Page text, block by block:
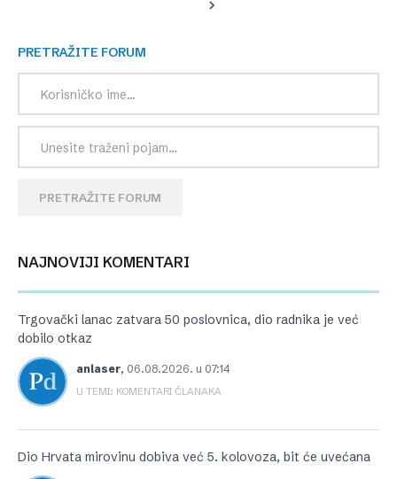
PRETRAŽITE FORUM
PRETRAŽITE FORUM
NAJNOVIJI KOMENTARI
Trgovački lanac zatvara 50 poslovnica, dio radnika je već
dobilo otkaz
anlaser, 06.08.2026. u 07:14
U TEMI: KOMENTARI ČLANAKA
Dio Hrvata mirovinu dobiva već 5. kolovoza, bit će uvećana